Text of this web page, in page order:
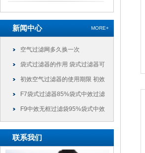
新闻中心 MORE+
空气过滤网多久换一次
袋式过滤器的作用 袋式过滤器可
以干什么
初效空气过滤器的使用期限 初效
过滤器可以使用多久
F7袋式过滤器85%袋式中效过滤
袋
F9中效无框过滤袋95%袋式中效
过滤袋
联系我们